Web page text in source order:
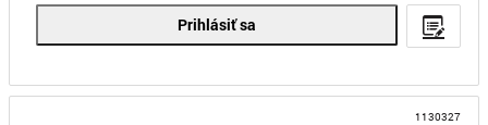
Prihlásiť sa
1130327